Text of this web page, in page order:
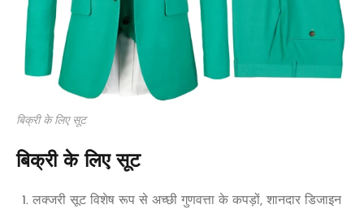
बिक्री के लिए सूट
बिक्री के लिए सूट
लक्जरी सूट विशेष रूप से अच्छी गुणवत्ता के कपड़ों, शानदार डिजाइन